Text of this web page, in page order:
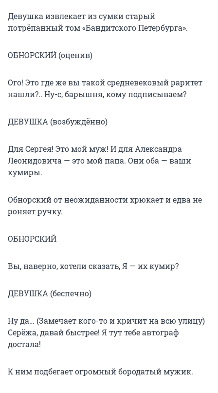
Девушка извлекает из сумки старый
потрёпанный том «Бандитского Петербурга».
ОБНОРСКИЙ (оценив)
Ого! Это где же вы такой средневековый раритет
нашли?.. Ну-с, барышня, кому подписываем?
ДЕВУШКА (возбуждённо)
Для Сергея! Это мой муж! И для Александра
Леонидовича — это мой папа. Они оба — ваши
кумиры.
Обнорский от неожиданности хрюкает и едва не
роняет ручку.
ОБНОРСКИЙ
Вы, наверно, хотели сказать, Я — их кумир?
ДЕВУШКА (беспечно)
Ну да… (Замечает кого-то и кричит на всю улицу)
Серёжа, давай быстрее! Я тут тебе автограф
достала!
К ним подбегает огромный бородатый мужик.